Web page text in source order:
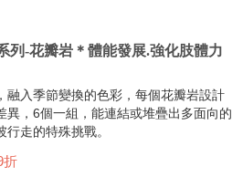
列-花瓣岩＊體能發展.強化肢體力
融入季節變換的色彩，每個花瓣岩設計
異，6個一組，能連結或堆疊出多面向的
走的特殊挑戰。
折